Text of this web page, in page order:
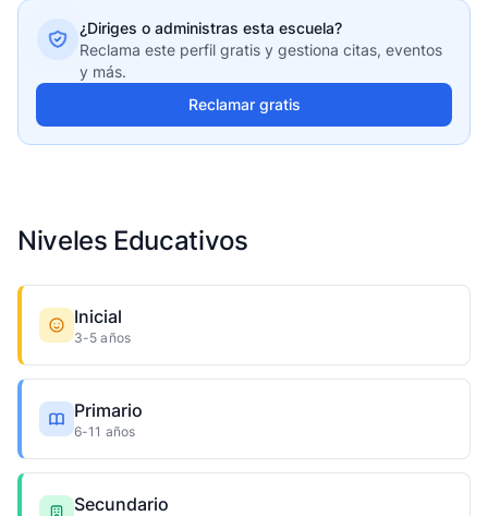
¿Diriges o administras esta escuela?
Reclama este perfil gratis y gestiona citas, eventos
y más.
Reclamar gratis
Niveles Educativos
Inicial
3-5 años
Primario
6-11 años
Secundario